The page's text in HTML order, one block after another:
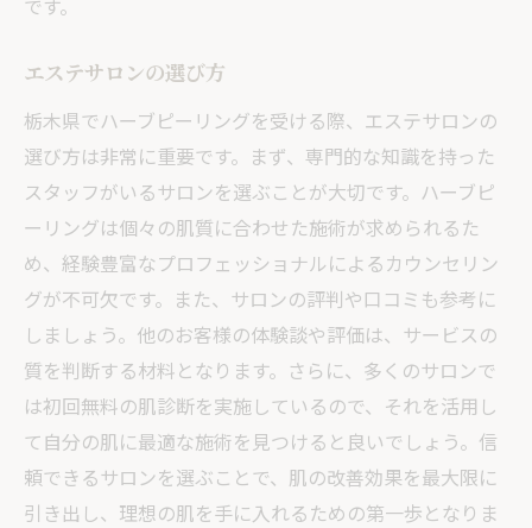
です。
エステサロンの選び方
栃木県でハーブピーリングを受ける際、エステサロンの
選び方は非常に重要です。まず、専門的な知識を持った
スタッフがいるサロンを選ぶことが大切です。ハーブピ
ーリングは個々の肌質に合わせた施術が求められるた
め、経験豊富なプロフェッショナルによるカウンセリン
グが不可欠です。また、サロンの評判や口コミも参考に
しましょう。他のお客様の体験談や評価は、サービスの
質を判断する材料となります。さらに、多くのサロンで
は初回無料の肌診断を実施しているので、それを活用し
て自分の肌に最適な施術を見つけると良いでしょう。信
頼できるサロンを選ぶことで、肌の改善効果を最大限に
引き出し、理想の肌を手に入れるための第一歩となりま